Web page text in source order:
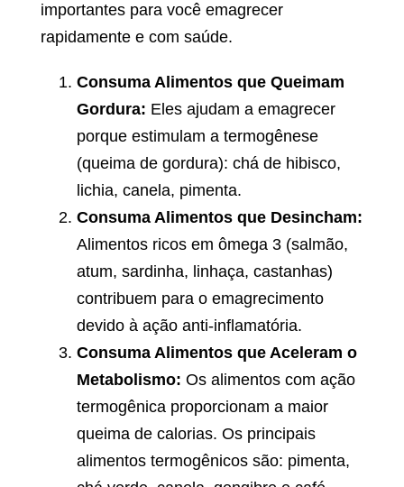
importantes para você emagrecer
rapidamente e com saúde.
Consuma Alimentos que Queimam
Gordura: Eles ajudam a emagrecer
porque estimulam a termogênese
(queima de gordura): chá de hibisco,
lichia, canela, pimenta.
Consuma Alimentos que Desincham:
Alimentos ricos em ômega 3 (salmão,
atum, sardinha, linhaça, castanhas)
contribuem para o emagrecimento
devido à ação anti-inflamatória.
Consuma Alimentos que Aceleram o
Metabolismo: Os alimentos com ação
termogênica proporcionam a maior
queima de calorias. Os principais
alimentos termogênicos são: pimenta,